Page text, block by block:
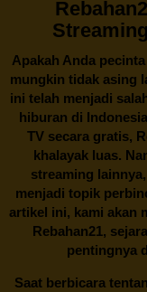
Apakah Anda
mungkin tidak asing
ini telah menjadi
hiburan di
TV secara gratis,
khalayak luas.
streaming
menjadi topik
artikel ini, kami akan
Rebahan21,
pentingnya
Saat berbicara